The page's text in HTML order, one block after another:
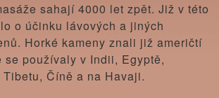
sahají 4000 let zpět. Již v této
o účinku lávových a jiných
Horké kameny znali již američtí
se používaly v Indii, Egyptě,
Číně a na Havaji.